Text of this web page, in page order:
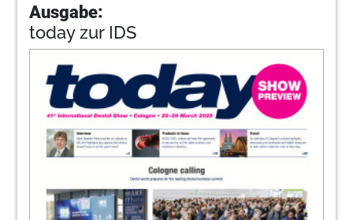
Ausgabe:
today zur IDS